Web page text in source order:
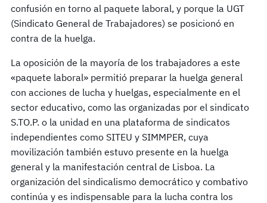
confusión en torno al paquete laboral, y porque la UGT
(Sindicato General de Trabajadores) se posicionó en
contra de la huelga.
La oposición de la mayoría de los trabajadores a este
«paquete laboral» permitió preparar la huelga general
con acciones de lucha y huelgas, especialmente en el
sector educativo, como las organizadas por el sindicato
S.TO.P. o la unidad en una plataforma de sindicatos
independientes como SITEU y SIMMPER, cuya
movilización también estuvo presente en la huelga
general y la manifestación central de Lisboa. La
organización del sindicalismo democrático y combativo
continúa y es indispensable para la lucha contra los